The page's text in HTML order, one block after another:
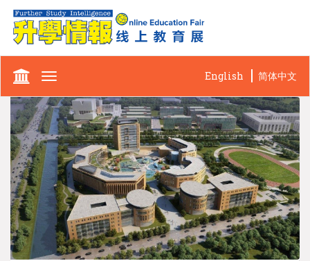
Toggle
English 简体中文